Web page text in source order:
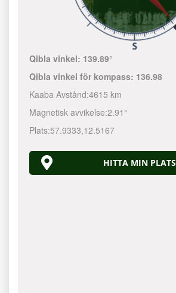
Qibla vinkel: 139.89°
Qibla vinkel för kompass: 136.98
Kaaba Avstånd:4615 km
Magnetisk avvikelse:2.91°
Plats:57.9333,12.5167
HITTA MIN PLATS